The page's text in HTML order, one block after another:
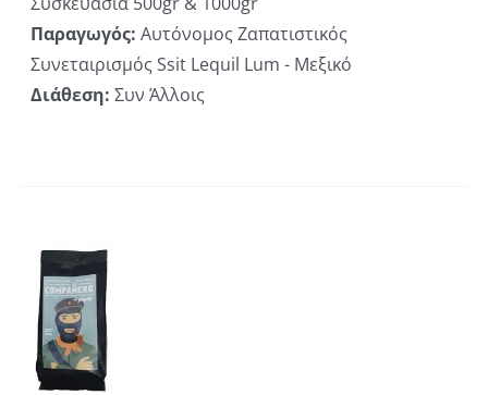
through
€31,50
Παραγωγός: Αυτόνομος Ζαπατιστικός
Συνεταιρισμός Ssit Lequil Lum - Μεξικό
Διάθεση: Συν Άλλοις